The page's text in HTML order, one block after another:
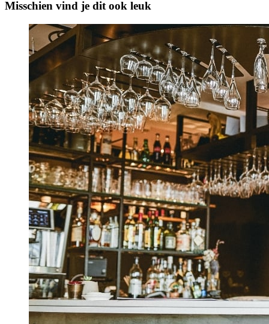
Misschien vind je dit ook leuk